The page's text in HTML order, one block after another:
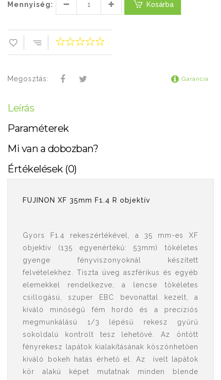
Mennyiség: Kosárba
Megosztás: Garancia
Leírás
Paraméterek
Mi van a dobozban?
Értékelések (0)
FUJINON XF 35mm F1.4 R objektív
Gyors F1.4 rekeszértékével, a 35 mm-es XF
objektív (135 egyenértékű: 53mm) tökéletes
gyenge fényviszonyoknál készített
felvételekhez. Tiszta üveg aszférikus és egyéb
elemekkel rendelkezve, a lencse tökéletes
csillogású, szuper EBC bevonattal kezelt, a
kiváló minőségű fém hordó és a precíziós
megmunkálású 1/3 lépésű rekesz gyűrű
sokoldalú kontrolt tesz lehetővé. Az öntött
fényrekesz lapátok kialakításának köszönhetően
kiváló bokeh hatás érhető el. Az ívelt lapátok
kör alakú képet mutatnak minden blende